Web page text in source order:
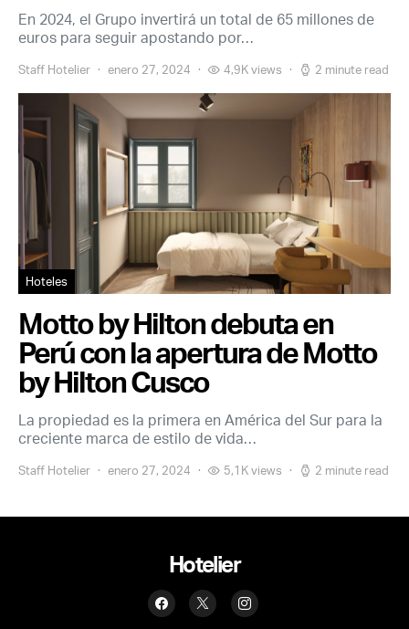
En 2024, el Grupo invertirá un total de 65 millones de
euros para seguir apostando por…
Staff Hotelier enero 27, 2024 4,9K views 2 minute read
Hoteles
Motto by Hilton debuta en
Perú con la apertura de Motto
by Hilton Cusco
La propiedad es la primera en América del Sur para la
creciente marca de estilo de vida…
Staff Hotelier enero 27, 2024 5,1K views 2 minute read
Hotelier